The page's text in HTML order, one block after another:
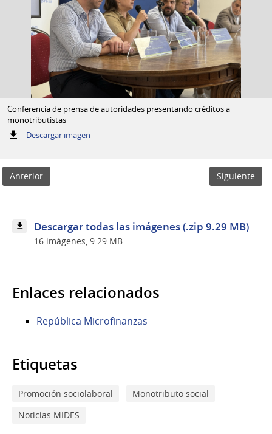
Conferencia de prensa de autoridades presentando créditos a
monotributistas
Descargar imagen:
monotributistas
Anterior Siguiente
Descargar todas las imágenes (.zip 9.29 MB)
16 imágenes, 9.29 MB
Enlaces relacionados
República Microfinanzas
Etiquetas
Promoción sociolaboral
Monotributo social
Noticias MIDES